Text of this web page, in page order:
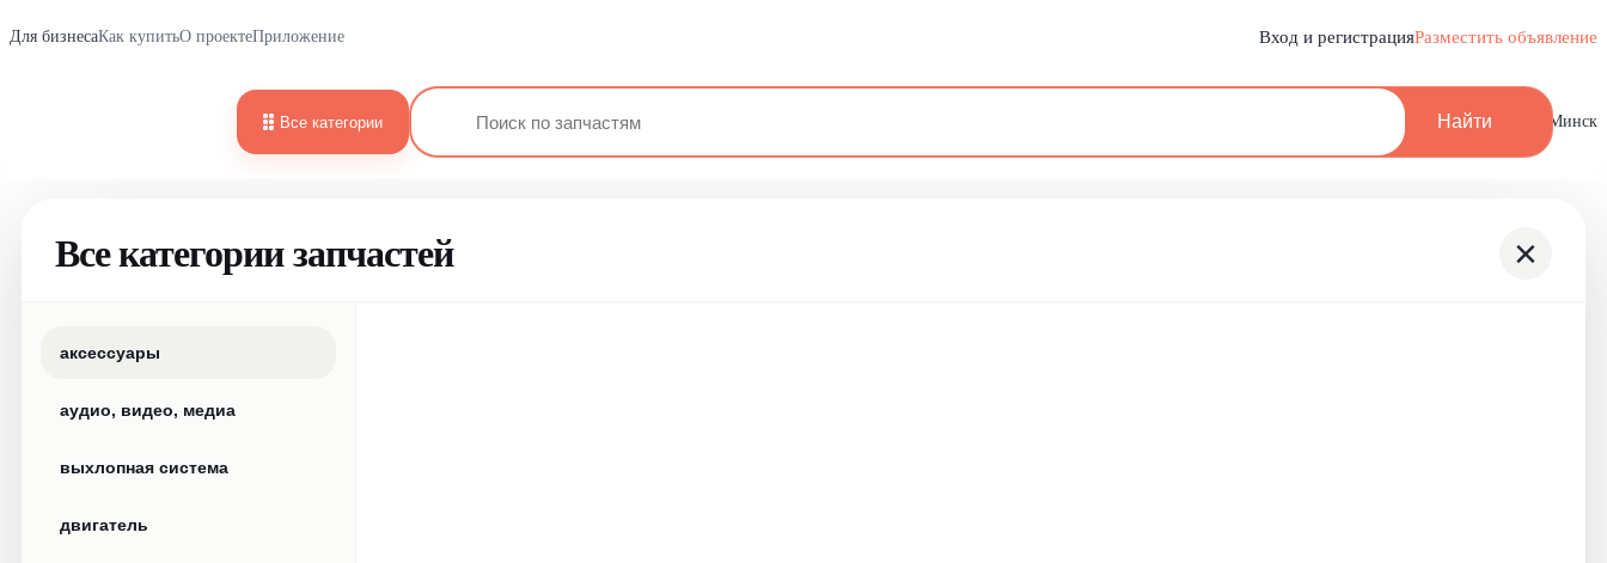
Для бизнесаКак купитьО проектеПриложение Вход и регистрацияРазместить объявление
Все категории Найти Минск
Все категории запчастей ×
аксессуары
аудио, видео, медиа
выхлопная система
двигатель